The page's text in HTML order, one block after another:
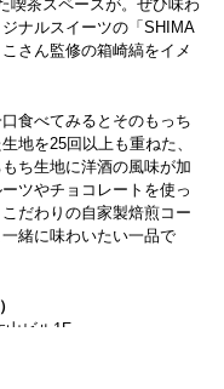
喫茶スペースが。ぜひ味わ
ナルスイーツの「SHIMA
さん監修の箱崎縞をイメ
食べてみるとそのもっち
地を25回以上も重ねた、
ち生地に洋酒の風味が加
ツやチョコレートを使っ
だわりの自家製焙煎コー
緒に味わいたい一品で
山ビル1F